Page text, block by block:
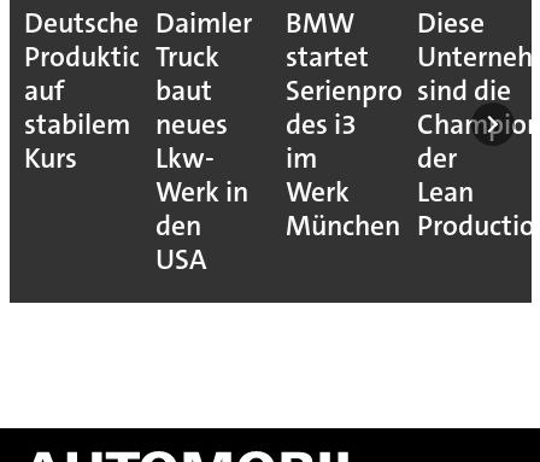
Deutsche
Produktion
auf
stabilem
Kurs
Daimler
Truck
baut
neues
Lkw-
Werk in
den
USA
BMW
startet
Serienproduktion
des i3
im
Werk
München
Diese
sind die
der
Lean